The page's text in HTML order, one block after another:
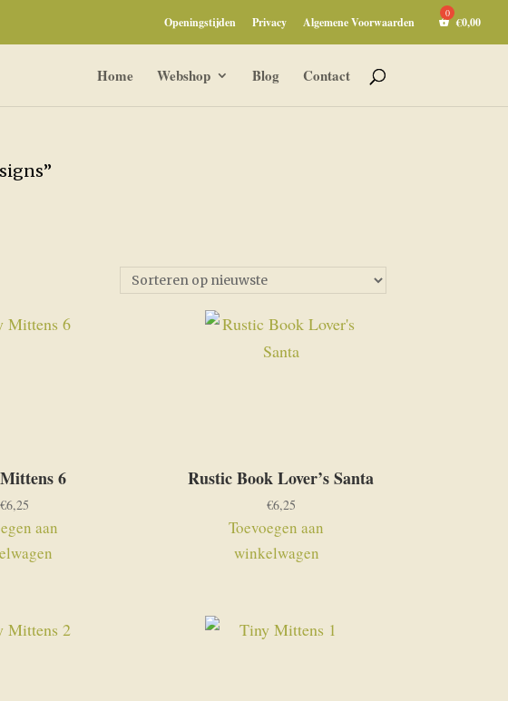
Openingstijden Privacy Algemene Voorwaarden €0,00
Home Webshop Blog Contact
6
€6,25
aan
Rustic Book Lover’s Santa
€6,25
Toevoegen aan
winkelwagen